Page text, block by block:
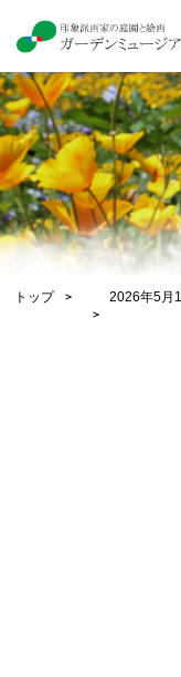
トップ 2026年5月